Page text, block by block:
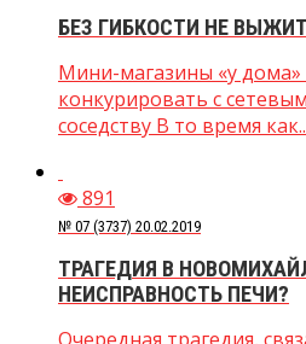
БЕЗ ГИБКОСТИ НЕ
Мини-магазины «у
конкурировать с
соседству В то время
891
№ 07 (3737) 20.02.2019
ТРАГЕДИЯ В
НЕИСПРАВНОСТЬ ПЕЧИ?